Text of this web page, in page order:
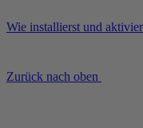
Wie installierst und
Zurück nach oben